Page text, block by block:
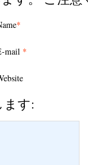
*
mail *
す: